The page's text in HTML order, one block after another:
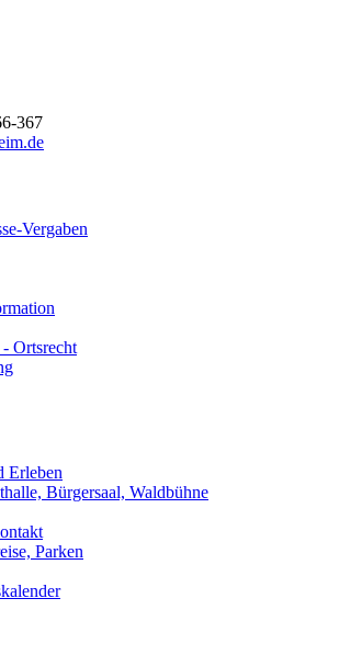
367
Vergaben
Ortsrecht
Erleben
Bürgersaal, Waldbühne
Parken